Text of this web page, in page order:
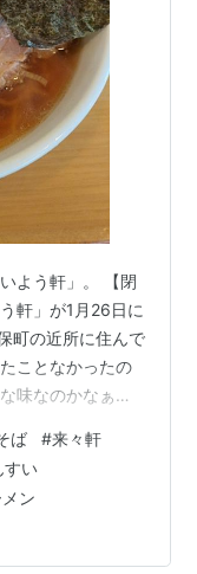
よう軒」。 【閉
軒」が1月26日に
町の近所に住んで
ことなかったの
味なのかなぁと
納めに来てるん
「お客さん何に
る。えっと…初
がワンタン麺を
チャーハンだ。
ば #来々軒
すい
ン